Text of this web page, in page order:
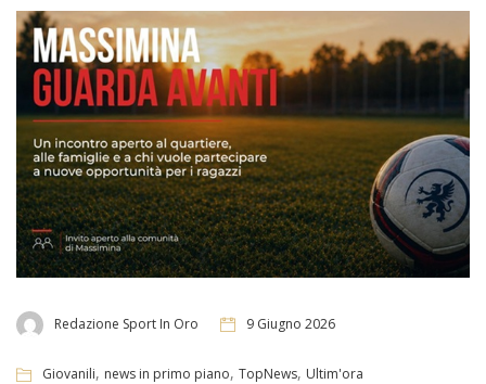
Redazione Sport In Oro 9 Giugno 2026
Giovanili, news in primo piano, TopNews, Ultim'ora